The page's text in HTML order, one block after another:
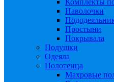
Комплекты
Наволочки
Простыни
Покрывала
Подушки
Одеяла
Полотенца
Махровые